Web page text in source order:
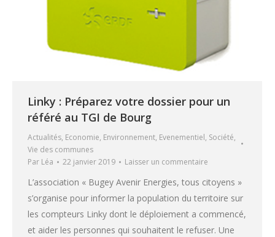
Linky : Préparez votre dossier pour un
référé au TGI de Bourg
Actualités, Economie, Environnement, Evenementiel, Société,
Vie des communes
Par Léa 22 janvier 2019 Laisser un commentaire
L’association « Bugey Avenir Energies, tous citoyens »
s’organise pour informer la population du territoire sur
les compteurs Linky dont le déploiement a commencé,
et aider les personnes qui souhaitent le refuser. Une